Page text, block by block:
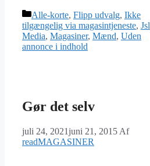
Kategorier
Alle-korte, Flipp udvalg, Ikke
tilgængelig via magasintjeneste, Jsl
Media, Magasiner, Mænd, Uden
annonce i indhold
Gør det selv
juli 24, 2021juni 21, 2015 Af
readMAGASINER